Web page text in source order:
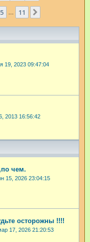
11
5 11
19, 2023 09:47:04
2013 16:56:42
чем.
15, 2026 23:04:15
осторожны !!!!
17, 2026 21:20:53